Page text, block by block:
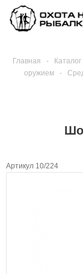
Главная - Каталог
оружием
-
Артикул 10/224